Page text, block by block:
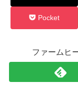
Pocket
ファームヒ